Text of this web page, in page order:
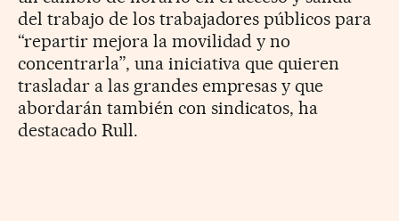
del trabajo de los trabajadores públicos para
“repartir mejora la movilidad y no
concentrarla”, una iniciativa que quieren
trasladar a las grandes empresas y que
abordarán también con sindicatos, ha
destacado Rull.